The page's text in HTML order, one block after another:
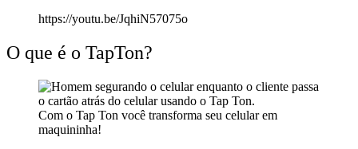
https://youtu.be/JqhiN57075o
O que é o TapTon?
Com o Tap Ton você transforma seu celular em
maquininha!